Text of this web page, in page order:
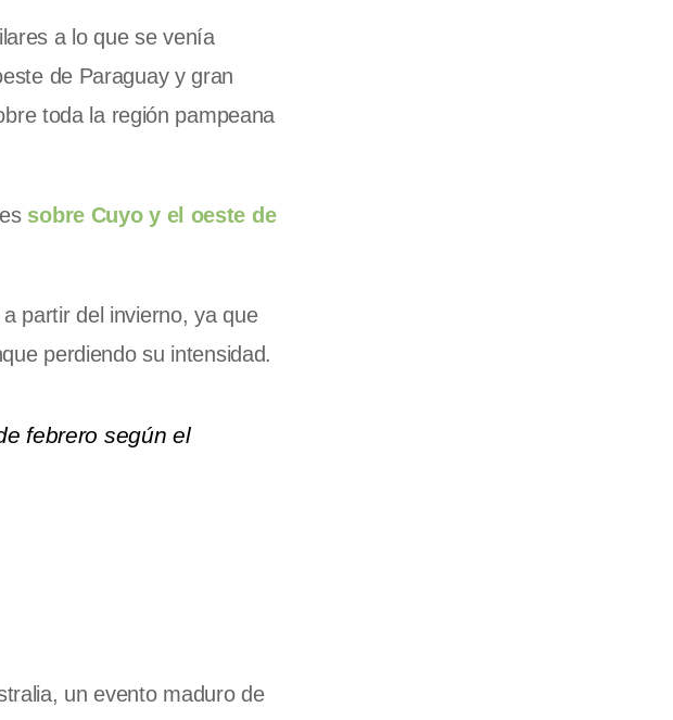
a lo que se venía
de Paraguay y gran
toda la región pampeana
sobre Cuyo y el oeste de
partir del invierno, ya que
perdiendo su intensidad.
febrero según el
un evento maduro de